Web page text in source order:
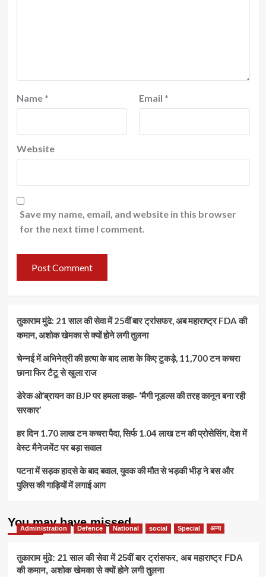
Name * Email *
Website
Save my name, email, and website in this browser
for the next time I comment.
तुकाराम मुंढे: 21 साल की सेवा में 25वीं बार ट्रांसफर, अब महाराष्ट्र FDA की
कमान, अशोक खेमका से क्यों होने लगी तुलना
चेन्नई में अभिनेत्री की हत्या के बाद लाश के किए टुकड़े, 11,700 टन कचरा
छाना फिर टैटू से खुला राज
डेरेक ओ’ब्रायन का BJP पर हमला कहा- ‘मैगी नूडल्स की तरह कानून बना रही
सरकार’
हर दिन 1.70 लाख टन कचरा पैदा, सिर्फ 1.04 लाख टन की प्रोसेसिंग, देश में
वेस्ट मैनेजमेंट पर बड़ा सवाल
पटना में सड़क हादसे के बाद बवाल, युवक की मौत से भड़की भीड़ ने बस और
पुलिस की गाड़ियों में लगाई आग
You may have missed
Administration Defence National social Special अन्य
तुकाराम मुंढे: 21 साल की सेवा में 25वीं बार ट्रांसफर, अब महाराष्ट्र FDA
की कमान, अशोक खेमका से क्यों होने लगी तुलना